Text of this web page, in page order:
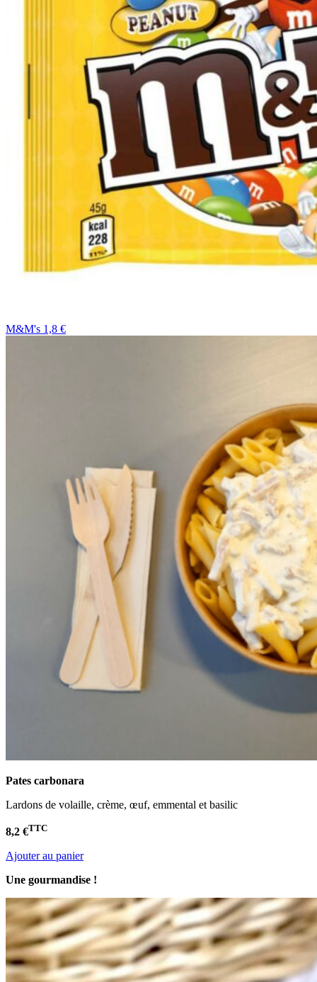
M&M's 1,8 €
Pates carbonara
Lardons de volaille, crème, œuf, emmental et basilic
8,2 €TTC
Ajouter au panier
Une gourmandise !